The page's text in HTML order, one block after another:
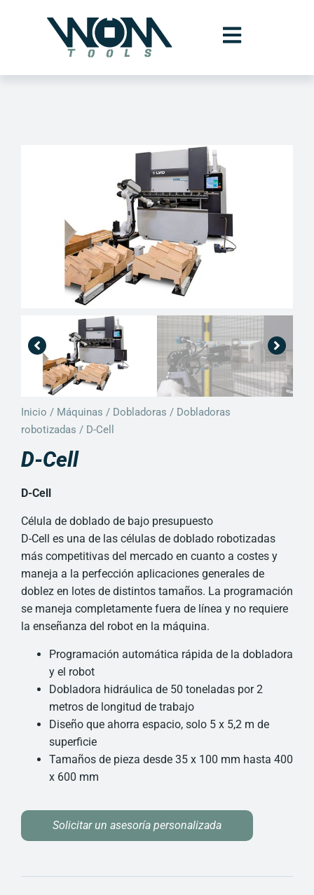
Inicio / Máquinas / Dobladoras / Dobladoras
robotizadas / D-Cell
D-Cell
D-Cell
Célula de doblado de bajo presupuesto
D-Cell es una de las células de doblado robotizadas
más competitivas del mercado en cuanto a costes y
maneja a la perfección aplicaciones generales de
doblez en lotes de distintos tamaños. La programación
se maneja completamente fuera de línea y no requiere
la enseñanza del robot en la máquina.
Programación automática rápida de la dobladora
y el robot
Dobladora hidráulica de 50 toneladas por 2
metros de longitud de trabajo
Diseño que ahorra espacio, solo 5 x 5,2 m de
superficie
Tamaños de pieza desde 35 x 100 mm hasta 400
x 600 mm
Solicitar un asesoría personalizada